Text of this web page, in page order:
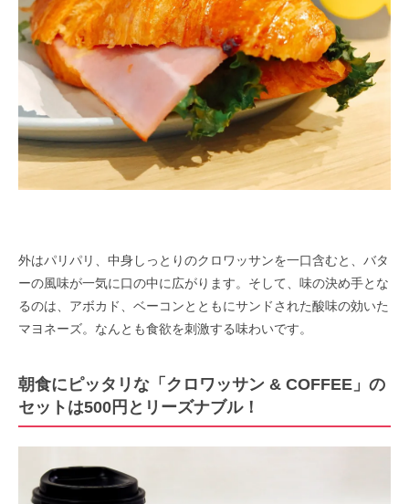
外はパリパリ、中身しっとりのクロワッサンを一口含むと、バタ
ーの風味が一気に口の中に広がります。そして、味の決め手とな
るのは、アボカド、ベーコンとともにサンドされた酸味の効いた
マヨネーズ。なんとも食欲を刺激する味わいです。
朝食にピッタリな「クロワッサン & COFFEE」の
セットは500円とリーズナブル！